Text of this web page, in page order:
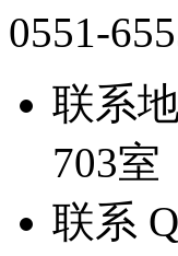
0551-
联系
703室
联系